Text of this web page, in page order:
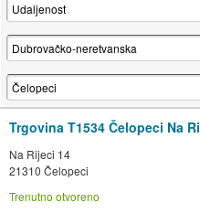
Trgovina T1534 Čelopeci Na
Na Rijeci 14
21310 Čelopeci
Trenutno otvoreno